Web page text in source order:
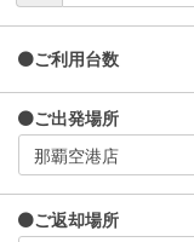
ご利用台数
ご出発場所
ご返却場所